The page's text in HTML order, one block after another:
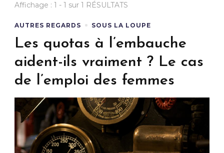
Affichage : 1 - 1 sur 1 RÉSULTATS
AUTRES REGARDS SOUS LA LOUPE
Les quotas à l’embauche
aident-ils vraiment ? Le cas
de l’emploi des femmes